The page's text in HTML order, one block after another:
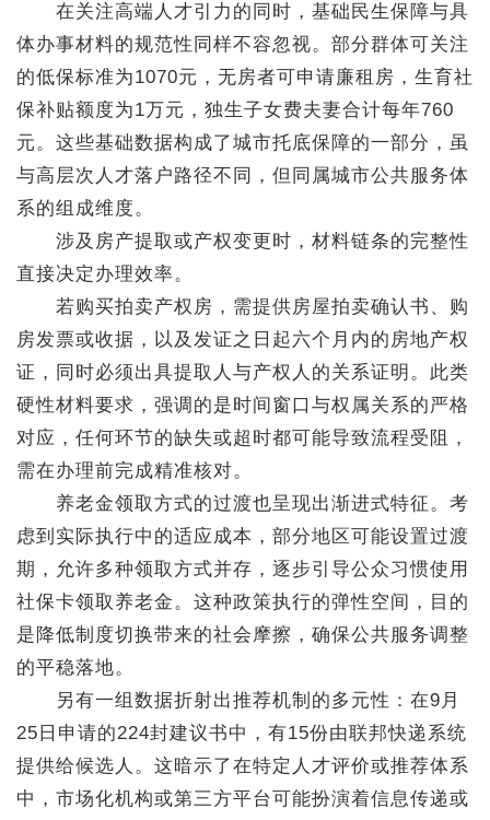
在关注高端人才引力的同时，基础民生保障与具
体办事材料的规范性同样不容忽视。部分群体可关注
的低保标准为1070元，无房者可申请廉租房，生育社
保补贴额度为1万元，独生子女费夫妻合计每年760
元。这些基础数据构成了城市托底保障的一部分，虽
与高层次人才落户路径不同，但同属城市公共服务体
系的组成维度。
涉及房产提取或产权变更时，材料链条的完整性
直接决定办理效率。
若购买拍卖产权房，需提供房屋拍卖确认书、购
房发票或收据，以及发证之日起六个月内的房地产权
证，同时必须出具提取人与产权人的关系证明。此类
硬性材料要求，强调的是时间窗口与权属关系的严格
对应，任何环节的缺失或超时都可能导致流程受阻，
需在办理前完成精准核对。
养老金领取方式的过渡也呈现出渐进式特征。考
虑到实际执行中的适应成本，部分地区可能设置过渡
期，允许多种领取方式并存，逐步引导公众习惯使用
社保卡领取养老金。这种政策执行的弹性空间，目的
是降低制度切换带来的社会摩擦，确保公共服务调整
的平稳落地。
另有一组数据折射出推荐机制的多元性：在9月
25日申请的224封建议书中，有15份由联邦快递系统
提供给候选人。这暗示了在特定人才评价或推荐体系
中，市场化机构或第三方平台可能扮演着信息传递或